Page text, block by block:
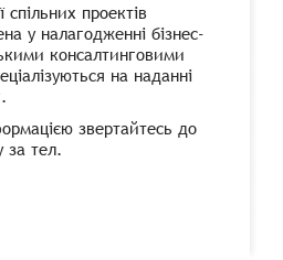
спільних проектів
у налагодженні бізнес-
консалтинговими
на наданні
звертайтесь до
за тел.